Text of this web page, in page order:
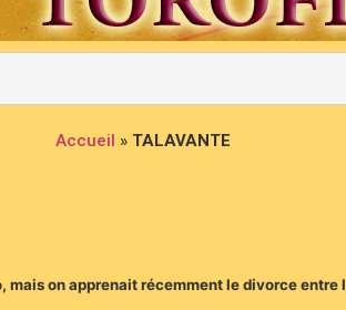
Accueil » TALAVANTE
on apprenait récemment le divorce entre